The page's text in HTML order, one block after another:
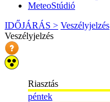
MeteoStúdió
IDŐJÁRÁS > Veszélyjelzés
Veszélyjelzés
Riasztás
péntek